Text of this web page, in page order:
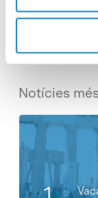
Notícies